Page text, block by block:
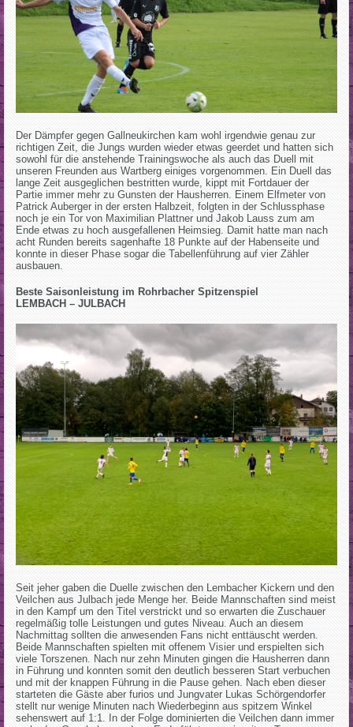
Der Dämpfer gegen Gallneukirchen kam wohl irgendwie genau zur
richtigen Zeit, die Jungs wurden wieder etwas geerdet und hatten sich
sowohl für die anstehende Trainingswoche als auch das Duell mit
unseren Freunden aus Wartberg einiges vorgenommen. Ein Duell das
lange Zeit ausgeglichen bestritten wurde, kippt mit Fortdauer der
Partie immer mehr zu Gunsten der Hausherren. Einem Elfmeter von
Patrick Auberger in der ersten Halbzeit, folgten in der Schlussphase
noch je ein Tor von Maximilian Plattner und Jakob Lauss zum am
Ende etwas zu hoch ausgefallenen Heimsieg. Damit hatte man nach
acht Runden bereits sagenhafte 18 Punkte auf der Habenseite und
konnte in dieser Phase sogar die Tabellenführung auf vier Zähler
ausbauen.
Beste Saisonleistung im Rohrbacher Spitzenspiel
LEMBACH – JULBACH
Seit jeher gaben die Duelle zwischen den Lembacher Kickern und den
Veilchen aus Julbach jede Menge her. Beide Mannschaften sind meist
in den Kampf um den Titel verstrickt und so erwarten die Zuschauer
regelmäßig tolle Leistungen und gutes Niveau. Auch an diesem
Nachmittag sollten die anwesenden Fans nicht enttäuscht werden.
Beide Mannschaften spielten mit offenem Visier und erspielten sich
viele Torszenen. Nach nur zehn Minuten gingen die Hausherren dann
in Führung und konnten somit den deutlich besseren Start verbuchen
und mit der knappen Führung in die Pause gehen. Nach eben dieser
starteten die Gäste aber furios und Jungvater Lukas Schörgendorfer
stellt nur wenige Minuten nach Wiederbeginn aus spitzem Winkel
sehenswert auf 1:1. In der Folge dominierten die Veilchen dann immer